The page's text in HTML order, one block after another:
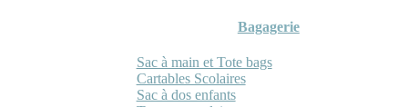
Bagagerie
Sac à main et Tote bags
Cartables Scolaires
Sac à dos enfants